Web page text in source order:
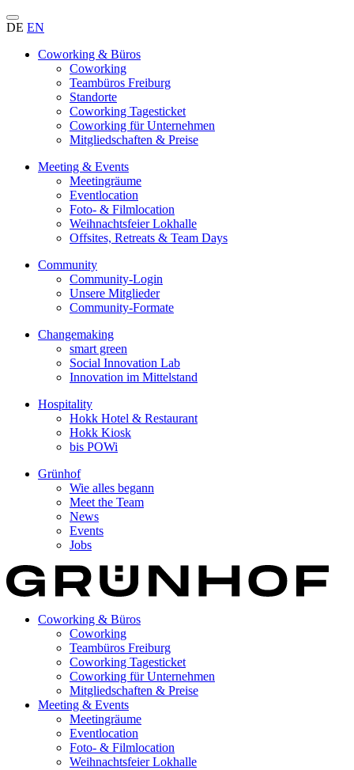
DE EN
Coworking & Büros
Coworking
Teambüros Freiburg
Standorte
Coworking Tagesticket
Coworking für Unternehmen
Mitgliedschaften & Preise
Meeting & Events
Meetingräume
Eventlocation
Foto- & Filmlocation
Weihnachtsfeier Lokhalle
Offsites, Retreats & Team Days
Community
Community-Login
Unsere Mitglieder
Community-Formate
Changemaking
smart green
Social Innovation Lab
Innovation im Mittelstand
Hospitality
Hokk Hotel & Restaurant
Hokk Kiosk
bis POWi
Grünhof
Wie alles begann
Meet the Team
News
Events
Jobs
Coworking & Büros
Coworking
Teambüros Freiburg
Coworking Tagesticket
Coworking für Unternehmen
Mitgliedschaften & Preise
Meeting & Events
Meetingräume
Eventlocation
Foto- & Filmlocation
Weihnachtsfeier Lokhalle